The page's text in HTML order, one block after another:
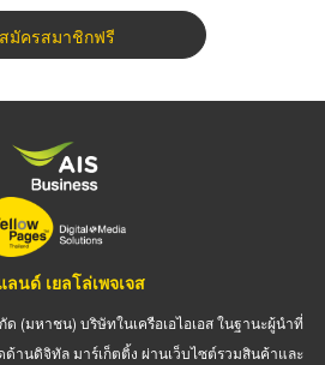
สมัครสมาชิกฟรี
ลนด์ เยลโล่เพจเจส
ด (มหาชน) บริษัทในเครือเอไอเอส ในฐานะผู้นำที่
านดิจิทัล มาร์เก็ตติ้ง ผ่านเว็บไซต์รวมสินค้าและ